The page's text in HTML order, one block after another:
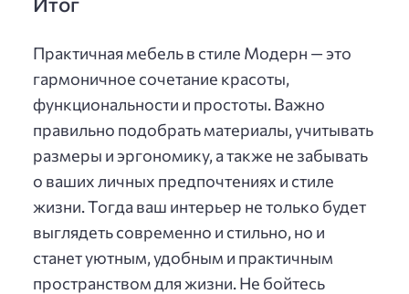
Практичная мебель в стиле Модерн — это
гармоничное сочетание красоты,
функциональности и простоты. Важно
правильно подобрать материалы, учитывать
размеры и эргономику, а также не забывать
о ваших личных предпочтениях и стиле
жизни. Тогда ваш интерьер не только будет
выглядеть современно и стильно, но и
станет уютным, удобным и практичным
пространством для жизни. Не бойтесь